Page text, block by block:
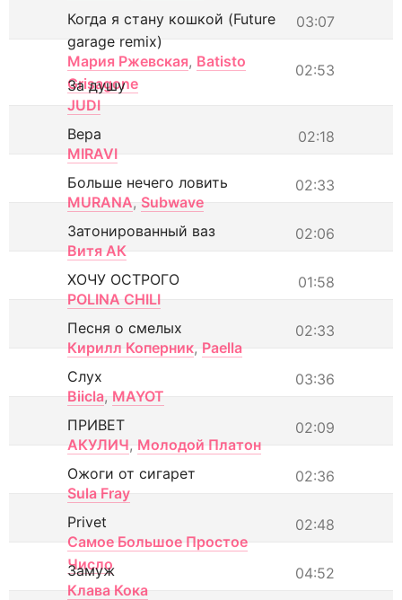
03:07
Когда я стану кошкой (Future
garage remix)
Мария Ржевская, Batisto
Grisagone
02:53
За душу
JUDI
02:18
Вера
MIRAVI
02:33
Больше нечего ловить
MURANA, Subwave
02:06
Затонированный ваз
Витя АК
01:58
ХОЧУ ОСТРОГО
POLINA CHILI
02:33
Песня о смелых
Кирилл Коперник, Paella
03:36
Слух
Biicla, MAYOT
02:09
ПРИВЕТ
АКУЛИЧ, Молодой Платон
02:36
Ожоги от сигарет
Sula Fray
02:48
Privet
Самое Большое Простое
Число
04:52
Замуж
Клава Кока